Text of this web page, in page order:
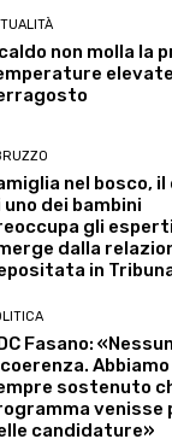
caldo non molla la
nel bosco,
uno dei bambini
gli
dalla
in
Fasano:
Abbiamo
sostenuto
venisse
candidature»